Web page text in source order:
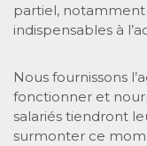
partiel, notamment
indispensables à
Nous fournissons
fonctionner et
salariés tiendront
surmonter ce